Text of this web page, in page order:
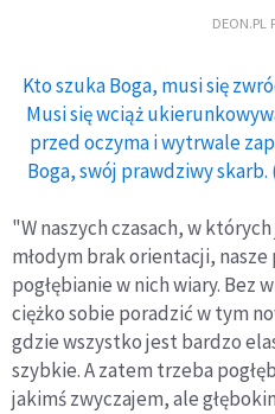
DEON.PL
Kto szuka Boga, musi się
Musi się wciąż
przed oczyma i wytrwale
Boga, swój prawdziwy skarb.
"W naszych czasach, w
młodym brak orientacji,
pogłębianie w nich wiary. Bez
ciężko sobie poradzić w tym
gdzie wszystko jest bardzo
szybkie. A zatem trzeba
jakimś zwyczajem, ale